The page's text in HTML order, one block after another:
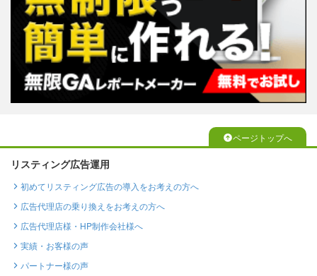
ページトップへ
リスティング広告運用
初めてリスティング広告の導入をお考えの方へ
広告代理店の乗り換えをお考えの方へ
広告代理店様・HP制作会社様へ
実績・お客様の声
パートナー様の声